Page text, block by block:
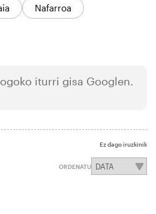
Nafarroa
iturri gisa Googlen.
Ez dago iruzkinik
ORDENATU